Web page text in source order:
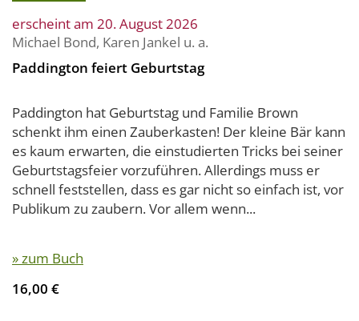
erscheint am 20. August 2026
Michael Bond, Karen Jankel u. a.
Paddington feiert Geburtstag
Paddington hat Geburtstag und Familie Brown
schenkt ihm einen Zauberkasten! Der kleine Bär kann
es kaum erwarten, die einstudierten Tricks bei seiner
Geburtstagsfeier vorzuführen. Allerdings muss er
schnell feststellen, dass es gar nicht so einfach ist, vor
Publikum zu zaubern. Vor allem wenn...
» zum Buch
16,00 €